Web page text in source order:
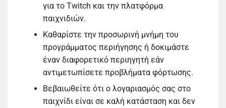
για το Twitch και την πλατφόρμα
παιχνιδιών.
Καθαρίστε την προσωρινή μνήμη του
προγράμματος περιήγησης ή δοκιμάστε
έναν διαφορετικό περιηγητή εάν
αντιμετωπίσετε προβλήματα φόρτωσης.
Βεβαιωθείτε ότι ο λογαριασμός σας στο
παιχνίδι είναι σε καλή κατάσταση και δεν